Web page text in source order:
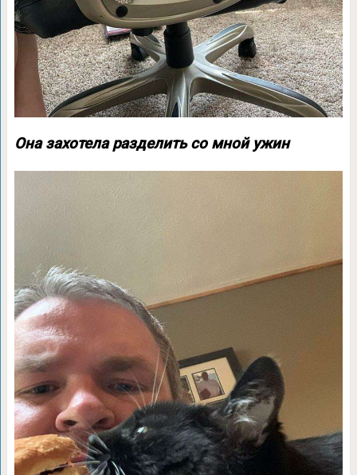
Она захотела разделить со мной ужин